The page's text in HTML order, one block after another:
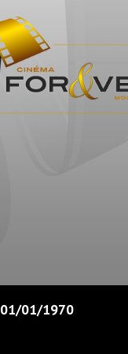
01/01/1970